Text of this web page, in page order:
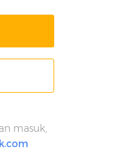
masuk,